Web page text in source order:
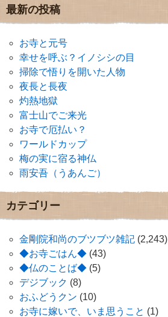
最新の投稿
お寺と元号
幸せを呼ぶ？イノシシの目
掃除で悟りを開いた人物
夜長と長夜
灼熱地獄
富士山でご来光
お寺で厄払い？
ワールドカップ
梅の実に宿る神仏
雨安吾（うあんご）
カテゴリー
金剛院和尚のブツブツ雑記 (2,243)
◆お寺ごはん◆ (43)
◆仏のことば◆ (5)
デジブック (8)
おふどうクン (10)
お寺に嫁いで、いま思うこと (1)